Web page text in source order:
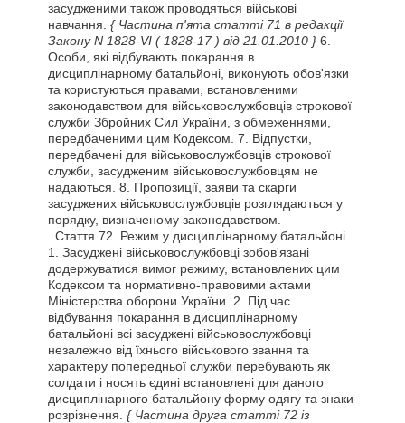
засудженими також проводяться військові
навчання. { Частина п'ята статті 71 в редакції
Закону N 1828-VI ( 1828-17 ) від 21.01.2010 } 6.
Особи, які відбувають покарання в
дисциплінарному батальйоні, виконують обов'язки
та користуються правами, встановленими
законодавством для військовослужбовців строкової
служби Збройних Сил України, з обмеженнями,
передбаченими цим Кодексом. 7. Відпустки,
передбачені для військовослужбовців строкової
служби, засудженим військовослужбовцям не
надаються. 8. Пропозиції, заяви та скарги
засуджених військовослужбовців розглядаються у
порядку, визначеному законодавством.
Стаття 72. Режим у дисциплінарному батальйоні
1. Засуджені військовослужбовці зобов'язані
додержуватися вимог режиму, встановлених цим
Кодексом та нормативно-правовими актами
Міністерства оборони України. 2. Під час
відбування покарання в дисциплінарному
батальйоні всі засуджені військовослужбовці
незалежно від їхнього військового звання та
характеру попередньої служби перебувають як
солдати і носять єдині встановлені для даного
дисциплінарного батальйону форму одягу та знаки
розрізнення. { Частина друга статті 72 із